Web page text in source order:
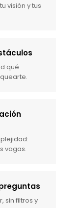
visión y tus
qué
vagas.
sin filtros y